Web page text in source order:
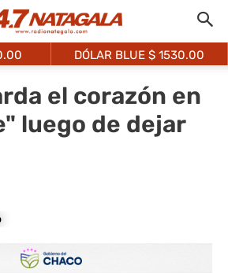
DÓLAR BLUE $ 1530.00
el corazón en
luego de dejar